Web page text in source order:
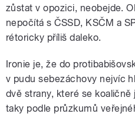
zůstat v opozici, neobejde.
nepočítá s ČSSD, KSČM a
rétoricky příliš daleko.
Ironie je, že do
v pudu sebezáchovy nejvíc
dvě strany, které se
taky podle průzkumů